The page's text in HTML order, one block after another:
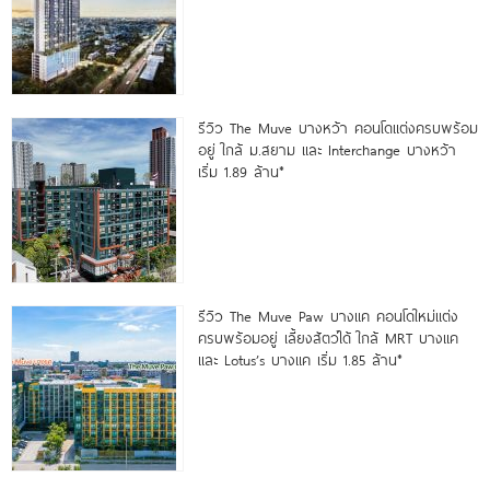
รีวิว The Muve บางหว้า คอนโดแต่งครบพร้อม
อยู่ ใกล้ ม.สยาม และ Interchange บางหว้า
เริ่ม 1.89 ล้าน*
รีวิว The Muve Paw บางแค คอนโดใหม่แต่ง
ครบพร้อมอยู่ เลี้ยงสัตว์ได้ ใกล้ MRT บางแค
และ Lotus’s บางแค เริ่ม 1.85 ล้าน*